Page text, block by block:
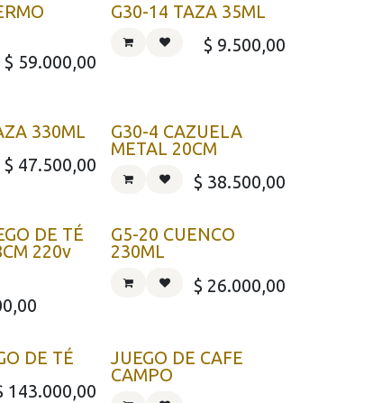
$ 59.000,00
G30-14 TAZA 35ML
$ 9.500,00
330ML
$ 47.500,00
G30-4 CAZUELA
METAL 20CM
$ 38.500,00
DE TÉ
220v
G5-20 CUENCO
230ML
$ 26.000,00
DE TÉ
143.000,00
JUEGO DE CAFE
CAMPO